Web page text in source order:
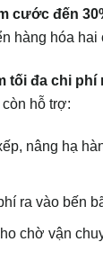
cước đến
hàng hóa hai
tối đa chi phí
còn hỗ trợ:
nâng hạ
ra vào bến
chờ vận